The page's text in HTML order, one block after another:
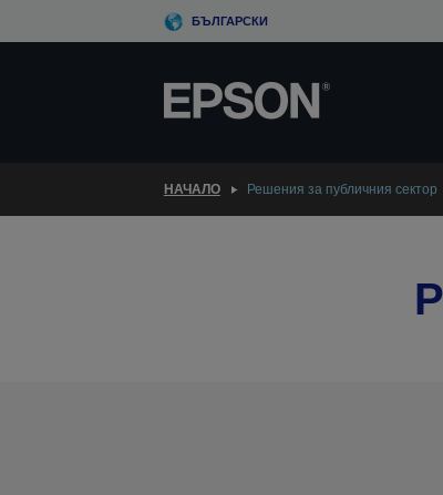
to
БЪЛГАРСКИ
НАЧАЛО Решения за публичния сектор